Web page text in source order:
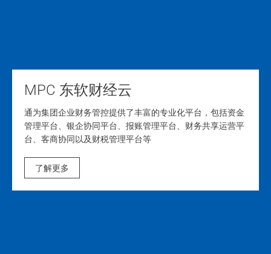
MPC 东软财经云
通为集团企业财务管控提供了丰富的专业化平台，包括资金
管理平台、银企协同平台、报账管理平台、财务共享运营平
台、客商协同以及财税管理平台等
了解更多